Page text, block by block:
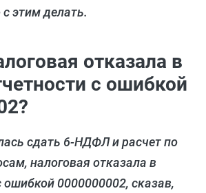
этим делать.
отказала в
с ошибкой
сдать 6-НДФЛ и расчет по
налоговая отказала в
ошибкой 0000000002, сказав,